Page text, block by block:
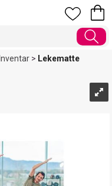
Inventar> Lekematte